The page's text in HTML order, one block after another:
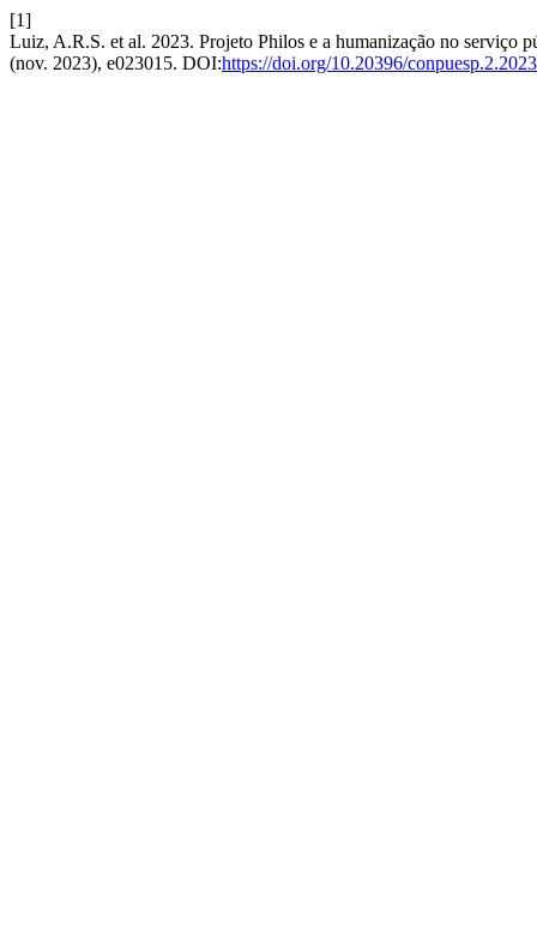
[1]
Luiz, A.R.S. et al. 2023. Projeto Philos e a humanização no serviço
(nov. 2023), e023015. DOI:https://doi.org/10.20396/